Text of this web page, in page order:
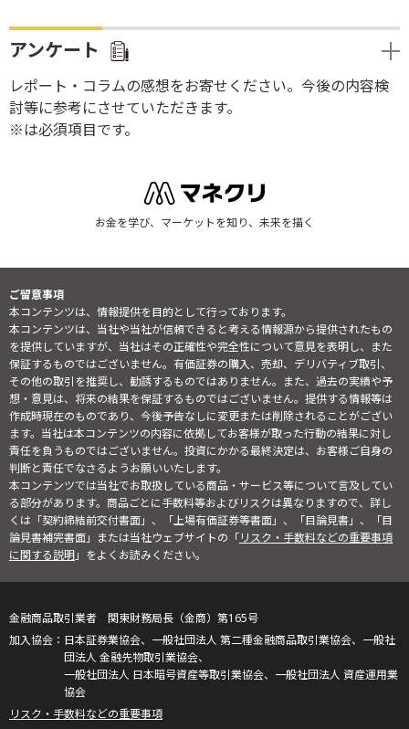
アンケート
レポート・コラムの感想をお寄せください。今後の内容検
討等に参考にさせていただきます。
※は必須項目です。
お金を学び、マーケットを知り、未来を描く
ご留意事項
本コンテンツは、情報提供を目的として行っております。
本コンテンツは、当社や当社が信頼できると考える情報源から提供されたもの
を提供していますが、当社はその正確性や完全性について意見を表明し、また
保証するものではございません。有価証券の購入、売却、デリバティブ取引、
その他の取引を推奨し、勧誘するものではありません。また、過去の実績や予
想・意見は、将来の結果を保証するものではございません。提供する情報等は
作成時現在のものであり、今後予告なしに変更または削除されることがござい
ます。当社は本コンテンツの内容に依拠してお客様が取った行動の結果に対し
責任を負うものではございません。投資にかかる最終決定は、お客様ご自身の
判断と責任でなさるようお願いいたします。
本コンテンツでは当社でお取扱している商品・サービス等について言及してい
る部分があります。商品ごとに手数料等およびリスクは異なりますので、詳し
くは「契約締結前交付書面」、「上場有価証券等書面」、「目論見書」、「目
論見書補完書面」または当社ウェブサイトの「リスク・手数料などの重要事項
に関する説明」をよくお読みください。
金融商品取引業者 関東財務局長（金商）第165号
日本証券業協会、一般社団法人 第二種金融商品取引業協会、一般社
団法人 金融先物取引業協会、
一般社団法人 日本暗号資産等取引業協会、一般社団法人 資産運用業
協会
リスク・手数料などの重要事項